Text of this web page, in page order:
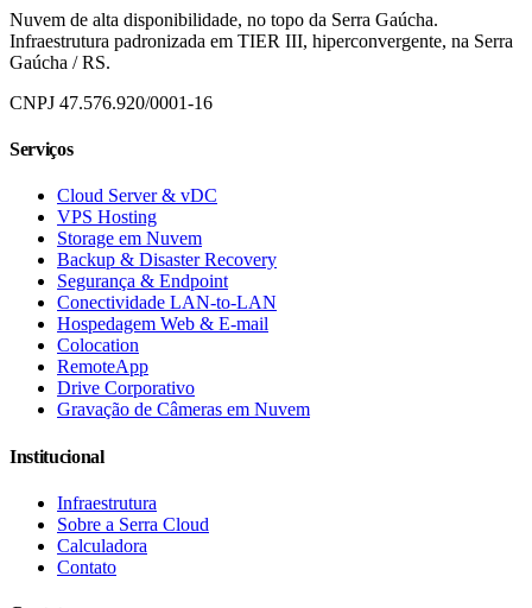
Nuvem de alta disponibilidade, no topo da Serra Gaúcha.
Infraestrutura padronizada em TIER III, hiperconvergente, na Serra
Gaúcha / RS.
CNPJ 47.576.920/0001-16
Serviços
Cloud Server & vDC
VPS Hosting
Storage em Nuvem
Backup & Disaster Recovery
Segurança & Endpoint
Conectividade LAN-to-LAN
Hospedagem Web & E-mail
Colocation
RemoteApp
Drive Corporativo
Gravação de Câmeras em Nuvem
Institucional
Infraestrutura
Sobre a Serra Cloud
Calculadora
Contato